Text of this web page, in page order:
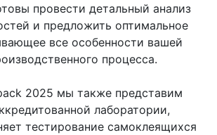
провести детальный анализ
и предложить оптимальное
все особенности вашей
процесса.
2025 мы также представим
лаборатории,
тестирование самоклеящихся